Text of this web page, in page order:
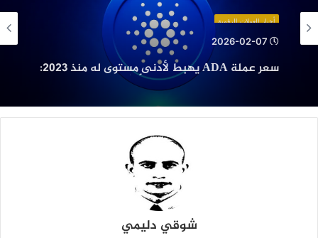
لأدنى
مستوى
له
هل
سيتراجع
أخبار العملات الرقمية
2026-02-07
مالتالي? هل سيتراجع السعر أكثر؟
شوقي دليمي